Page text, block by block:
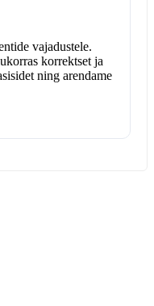
vajadustele.
korrektset ja
ning arendame